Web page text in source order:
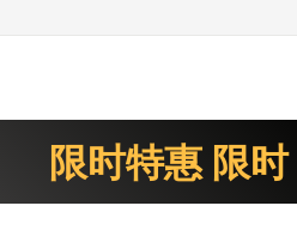
限时特惠 限时